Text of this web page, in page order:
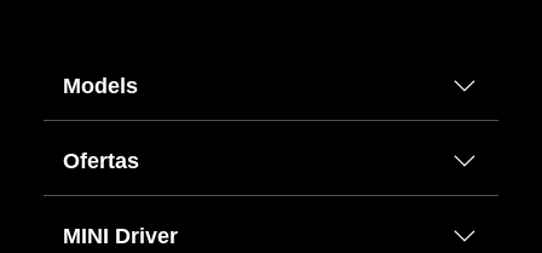
Models
Ofertas
MINI Driver